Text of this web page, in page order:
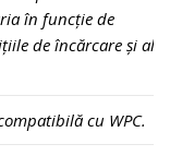
în funcție de
de încărcare și alți
cu WPC.